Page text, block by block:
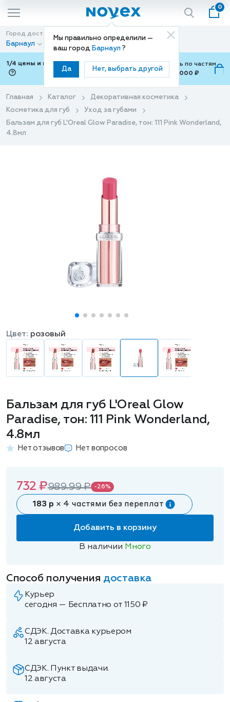
Мы правильно определили —
ваш город Барнаул ?
Да Нет, выбрать другой
0
Город доставки
Барнаул
Способ доставки
Доставка
1/4 цены и покупки ваши с Подели
Можно оплатить по частям
от 700 ₽ до 15,000 ₽
Главная Каталог
Декоративная косметика
Косметика для губ
Уход за губами
Бальзам для губ L'Oreal Glow Paradise, тон: 111 Pink Wonderland,
4.8мл
Бальзам для губ L'Oreal Glow
Paradise, тон: 111 Pink Wonderland,
4.8мл
Нет отзывов Нет вопросов
Цвет: розовый
732 ₽989.99 ₽ -26%
183 р × 4 частями без переплат
Добавить в корзину
В наличии Много
Способ получения доставка
Курьер
сегодня — Бесплатно от 1150 ₽
СДЭК. Доставка курьером
12 августа
СДЭК. Пункт выдачи.
12 августа